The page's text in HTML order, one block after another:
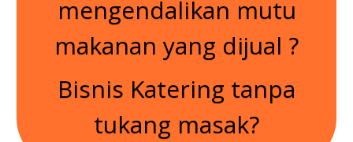
mengendalikan mutu
makanan yang dijual ?
Bisnis Katering tanpa
tukang masak?